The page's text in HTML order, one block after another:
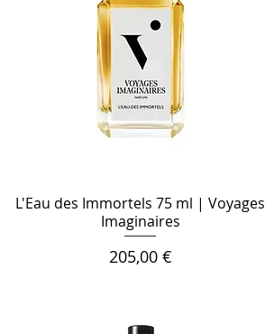
L'Eau des Immortels 75 ml | Voyages
Imaginaires
Цена
205,00 €